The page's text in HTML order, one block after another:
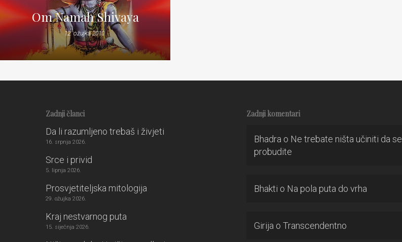
Om Namah Shivaya
12. ožujka 2010.
Zadnji članci
Da li razumljeno trebaš i živjeti
16. srpnja 2026.
Srce i privid
5. lipnja 2026.
Prosvjetiteljska mitologija
29. ožujka 2026.
Kraj nestvarnog puta
15. siječnja 2026.
Zadnji komentari
Bhadra o Ne trebate ništa učiniti da se
probudite
Bhakti o Na pola puta do vrha
Girija o Transcendentno